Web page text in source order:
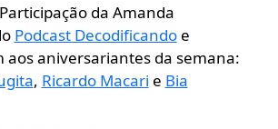
da Amanda
Podcast Decodificandoe
aos aniversariantes da semana:
, Ricardo Macari e Bia